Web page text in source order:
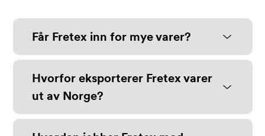
Får Fretex inn for mye varer?
Hvorfor eksporterer Fretex varer
ut av Norge?